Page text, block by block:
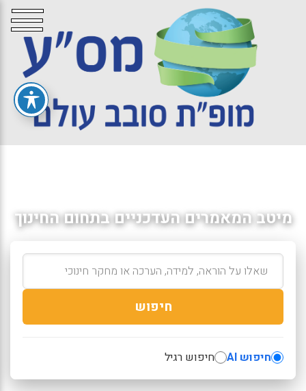
מיטב המאמרים העדכניים בתחום החינוך
חיפוש
חיפוש AI חיפוש רגיל